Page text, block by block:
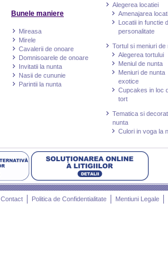
Bunele maniere
Mireasa
Mirele
Cavalerii de onoare
Domnisoarele de onoare
Invitatii la nunta
Nasii de cununie
Parintii la nunta
Alegerea locatiei
Amenajarea
Locatii in functie
personalitate
Tortul si meniuri de
Alegerea tortului
Meniul de nunta
Meniuri de nunta
exotice
Cupcakes in loc
tort
Tematica si
nunta
Culori in voga la
Contact Politica de Confidentialitate Mentiuni Legale